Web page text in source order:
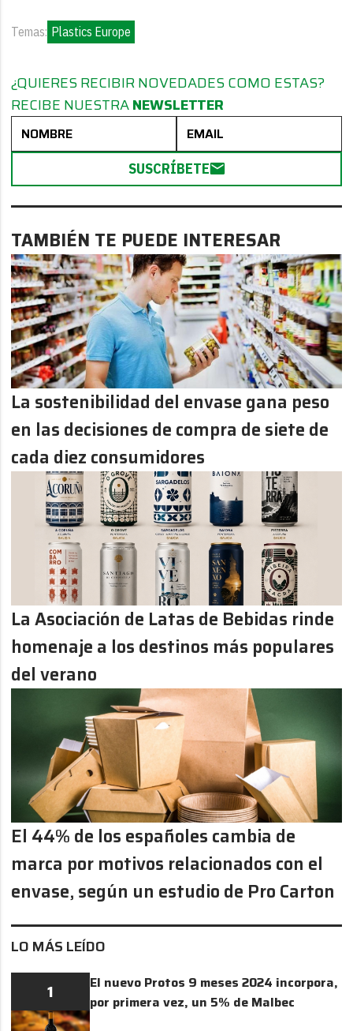
LO MÁS LEÍDO
1
El nuevo Protos 9 meses 2024 incorpora,
por primera vez, un 5% de Malbec
Temas: Plastics Europe
¿QUIERES RECIBIR NOVEDADES COMO ESTAS?
RECIBE NUESTRANEWSLETTER
SUSCRÍBETE
TAMBIÉN TE PUEDE INTERESAR
La sostenibilidad del envase gana peso
en las decisiones de compra de siete de
cada diez consumidores
La Asociación de Latas de Bebidas rinde
homenaje a los destinos más populares
del verano
El 44% de los españoles cambia de
marca por motivos relacionados con el
envase, según un estudio de Pro Carton